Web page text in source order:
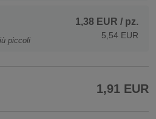
piccoli
1,38 EUR / pz.
5,54 EUR
1,91 EUR